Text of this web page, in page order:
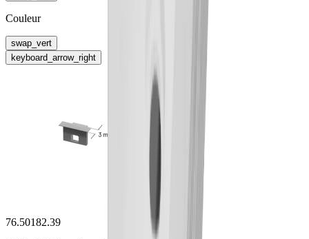
Couleur
swap_vert
keyboard_arrow_right
76.50182.39